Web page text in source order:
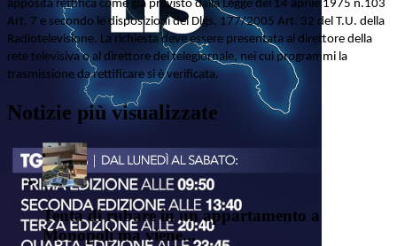
apposita rettifica come già previsto dalla Legge del 14 aprile 1975 n.103
Art. 7 e secondo le disposizioni del Dlgs. 177/2005 Art. 32 del T.U. della
Radiotelevisione. La richiesta deve essere presentata al direttore della
rete televisiva o al direttore del telegiornale, nei cui programmi la
trasmissione da rettificare si è verificata.
Notizie più visualizzate
Tenta di rubare in un appartamento a
Monopoli ma viene...